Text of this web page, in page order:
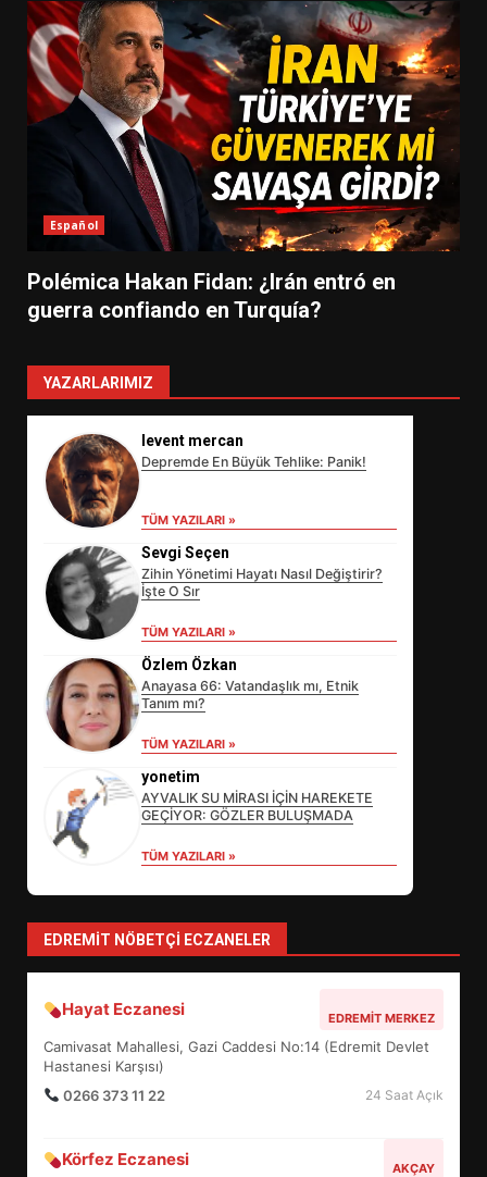
Español
Polémica Hakan Fidan: ¿Irán entró en
guerra confiando en Turquía?
YAZARLARIMIZ
levent mercan
Depremde En Büyük Tehlike: Panik!
TÜM YAZILARI »
Sevgi Seçen
Zihin Yönetimi Hayatı Nasıl Değiştirir?
İşte O Sır
TÜM YAZILARI »
Özlem Özkan
Anayasa 66: Vatandaşlık mı, Etnik
Tanım mı?
TÜM YAZILARI »
yonetim
AYVALIK SU MİRASI İÇİN HAREKETE
GEÇİYOR: GÖZLER BULUŞMADA
TÜM YAZILARI »
EDREMIT NÖBETÇI ECZANELER
Hayat Eczanesi EDREMIT MERKEZ
Camivasat Mahallesi, Gazi Caddesi No:14 (Edremit Devlet
Hastanesi Karşısı)
0266 373 11 22
24 Saat Açık
Körfez Eczanesi AKÇAY
SÜRDÜRÜLEBİLİRLİKTE NE
DEĞİŞECEK?
4
5
BALIKESİR MÜZELERİNDE SÜRE
UZATILDI: NE DEĞİŞTİ?
TURNUVASI KAYITLARI NEYİ